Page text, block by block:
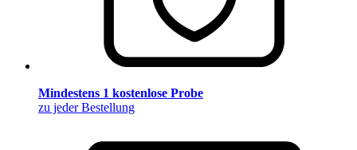
Mindestens 1 kostenlose Probe
zu jeder Bestellung